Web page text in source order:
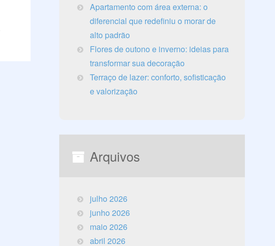
Apartamento com área externa: o
diferencial que redefiniu o morar de
alto padrão
Flores de outono e inverno: ideias para
transformar sua decoração
Terraço de lazer: conforto, sofisticação
e valorização
Arquivos
julho 2026
junho 2026
maio 2026
abril 2026